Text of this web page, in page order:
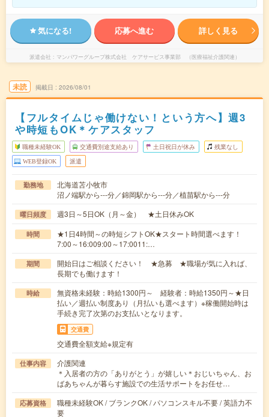
気になる! 応募へ進む 詳しく見る
派遣会社 マンパワーグループ株式会社 ケアサービス事業部 （医療福祉介護関連）
未読 掲載日 2026/08/01
【フルタイムじゃ働けない！という方へ】週3
や時短もOK＊ケアスタッフ
職種未経験OK 交通費別途支給あり 土日祝日が休み 残業なし
WEB登録OK 派遣
勤務地
北海道苫小牧市
沼ノ端駅から---分／錦岡駅から---分／植苗駅から---分
曜日頻度 週3日～5日OK（月～金） ★土日休みOK
時間
★1日4時間～の時短シフトOK★スタート時間選べます！
7:00～16:009:00～17:0011:…
期間
開始日はご相談ください！ ★急募 ★職場が気に入れば、
長期でも働けます！
時給
無資格未経験：時給1300円～ 経験者：時給1350円～★日
払い／週払い制度あり（月払いも選べます）※稼働開始時は
手続き完了次第のお支払いとなります。
交通費
交通費全額支給※規定有
仕事内容
介護関連
＊入居者の方の「ありがとう」が嬉しい＊おじいちゃん、お
ばあちゃんが暮らす施設での生活サポートをお任せ…
応募資格
職種未経験OK / ブランクOK / パソコンスキル不要 / 英語力不
要